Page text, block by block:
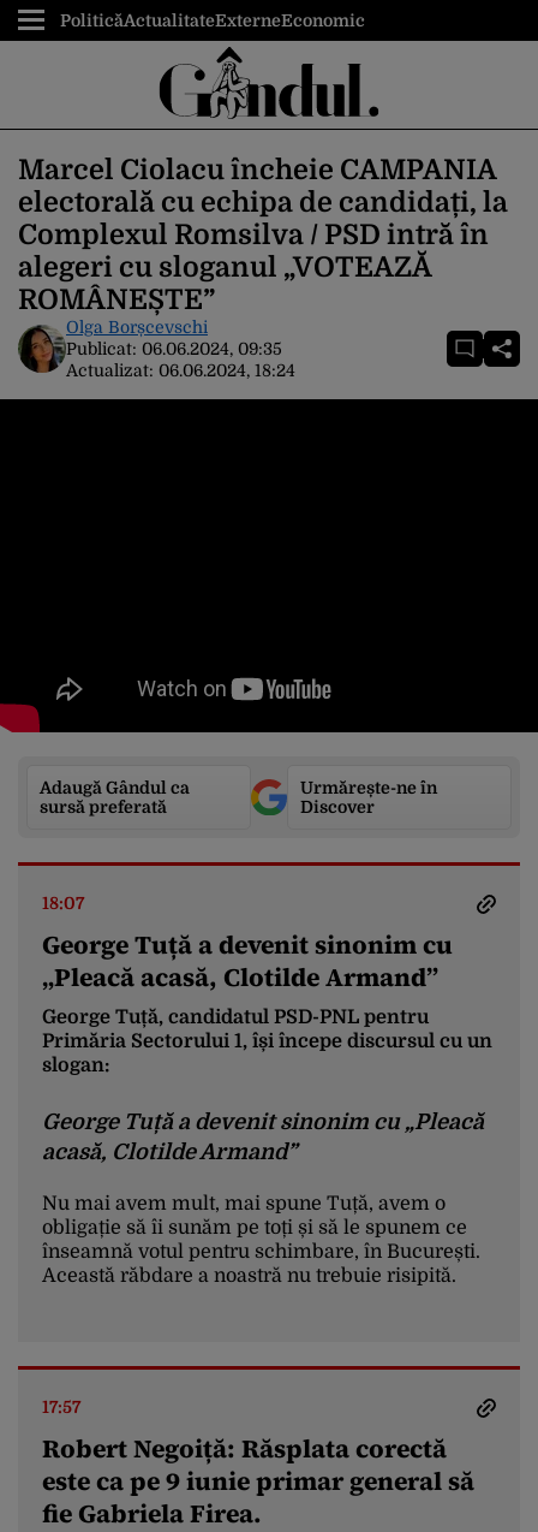
PoliticăActualitateExterneEconomic
Marcel Ciolacu încheie CAMPANIA
electorală cu echipa de candidați, la
Complexul Romsilva / PSD intră în
alegeri cu sloganul „VOTEAZĂ
ROMÂNEȘTE”
Olga Borșcevschi
Publicat: 06.06.2024, 09:35
Actualizat: 06.06.2024, 18:24
Adaugă Gândul ca
sursă preferată
Urmărește-ne în
Discover
18:07
George Tuță a devenit sinonim cu
„Pleacă acasă, Clotilde Armand”
George Tuță, candidatul PSD-PNL pentru
Primăria Sectorului 1, își începe discursul cu un
slogan:
George Tuță a devenit sinonim cu „Pleacă
acasă, Clotilde Armand”
Nu mai avem mult, mai spune Tuță, avem o
obligație să îi sunăm pe toți și să le spunem ce
înseamnă votul pentru schimbare, în București.
Această răbdare a noastră nu trebuie risipită.
17:57
Robert Negoiță: Răsplata corectă
este ca pe 9 iunie primar general să
fie Gabriela Firea.